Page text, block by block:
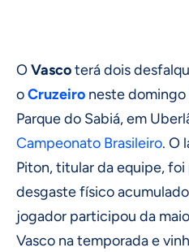
OVascoterá dois
oCruzeiro neste domingo
Parque do Sabiá, em
Campeonato Brasileiro. O
Piton, titular da equipe,
desgaste físico
jogador participou da
Vasco na temporada e